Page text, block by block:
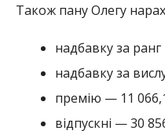
Також пану Олегу
надбавку за
надбавку за
премію — 11
відпускні — 30